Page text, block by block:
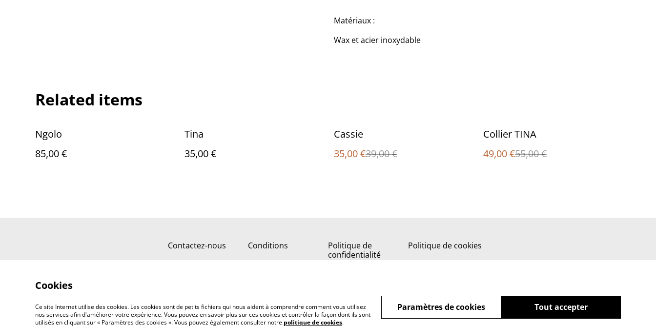
Matériaux :
Wax et acier inoxydable
Related items
Ngolo
85,00 €
Tina
35,00 €
%
Cassie
35,00 €39,00 €
%
Collier TINA
49,00 €55,00 €
Contactez-nous Conditions
Politique de
confidentialité
Politique de cookies
Cookies
Ce site Internet utilise des cookies. Les cookies sont de petits fichiers qui nous aident à comprendre comment vous utilisez
nos services afin d'améliorer votre expérience. Vous pouvez en savoir plus sur ces cookies et contrôler la façon dont ils sont
utilisés en cliquant sur « Paramètres des cookies ». Vous pouvez également consulter notre politique de cookies.
Tout accepter
Paramètres de cookies